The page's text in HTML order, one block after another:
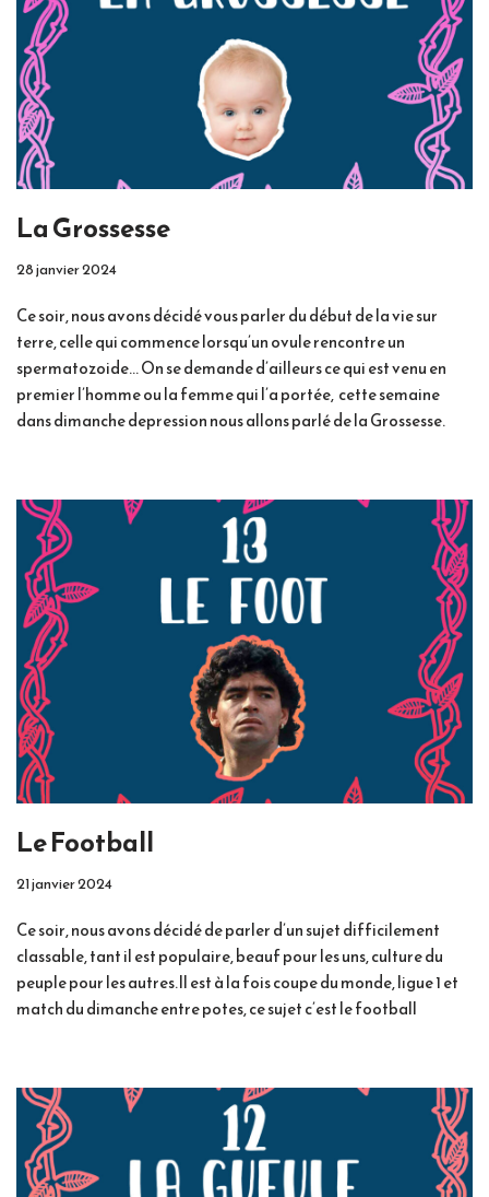
La Grossesse
28 janvier 2024
Ce soir, nous avons décidé vous parler du début de la vie sur
terre, celle qui commence lorsqu’un ovule rencontre un
spermatozoide… On se demande d’ailleurs ce qui est venu en
premier l’homme ou la femme qui l’a portée, cette semaine
dans dimanche depression nous allons parlé de la Grossesse.
Le Football
21 janvier 2024
Ce soir, nous avons décidé de parler d’un sujet difficilement
classable, tant il est populaire, beauf pour les uns, culture du
peuple pour les autres.Il est à la fois coupe du monde, ligue 1 et
match du dimanche entre potes, ce sujet c’est le football